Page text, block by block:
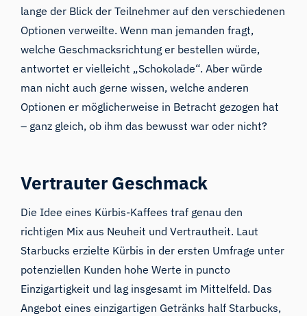
lange der Blick der Teilnehmer auf den verschiedenen
Optionen verweilte. Wenn man jemanden fragt,
welche Geschmacksrichtung er bestellen würde,
antwortet er vielleicht „Schokolade“. Aber würde
man nicht auch gerne wissen, welche anderen
Optionen er möglicherweise in Betracht gezogen hat
– ganz gleich, ob ihm das bewusst war oder nicht?
Vertrauter Geschmack
Die Idee eines Kürbis-Kaffees traf genau den
richtigen Mix aus Neuheit und Vertrautheit. Laut
Starbucks erzielte Kürbis in der ersten Umfrage unter
potenziellen Kunden hohe Werte in puncto
Einzigartigkeit und lag insgesamt im Mittelfeld. Das
Angebot eines einzigartigen Getränks half Starbucks,